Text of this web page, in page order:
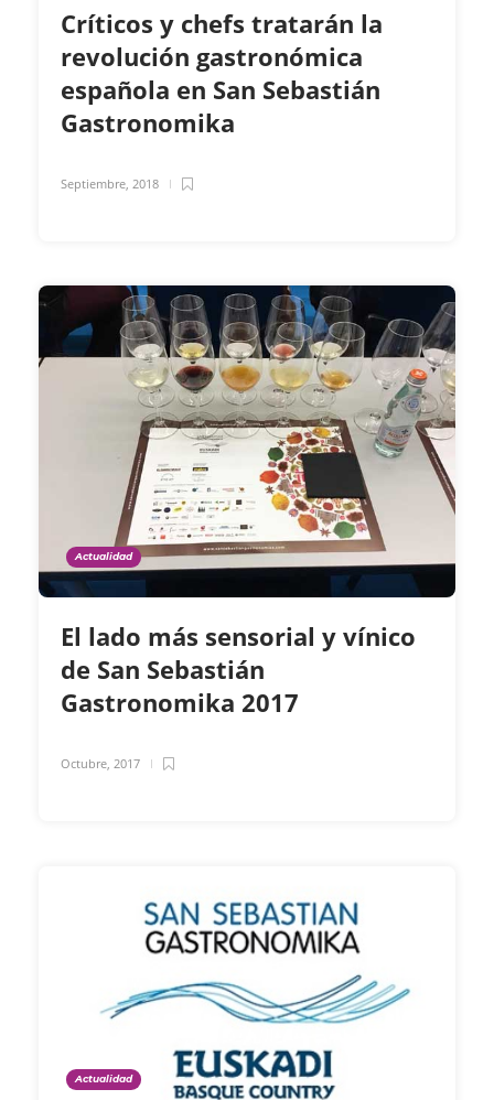
Críticos y chefs tratarán la
revolución gastronómica
española en San Sebastián
Gastronomika
Septiembre, 2018
Actualidad
El lado más sensorial y vínico
de San Sebastián
Gastronomika 2017
Octubre, 2017
Actualidad